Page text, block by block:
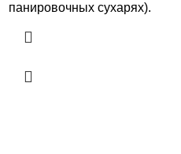
панировочных сухарях).